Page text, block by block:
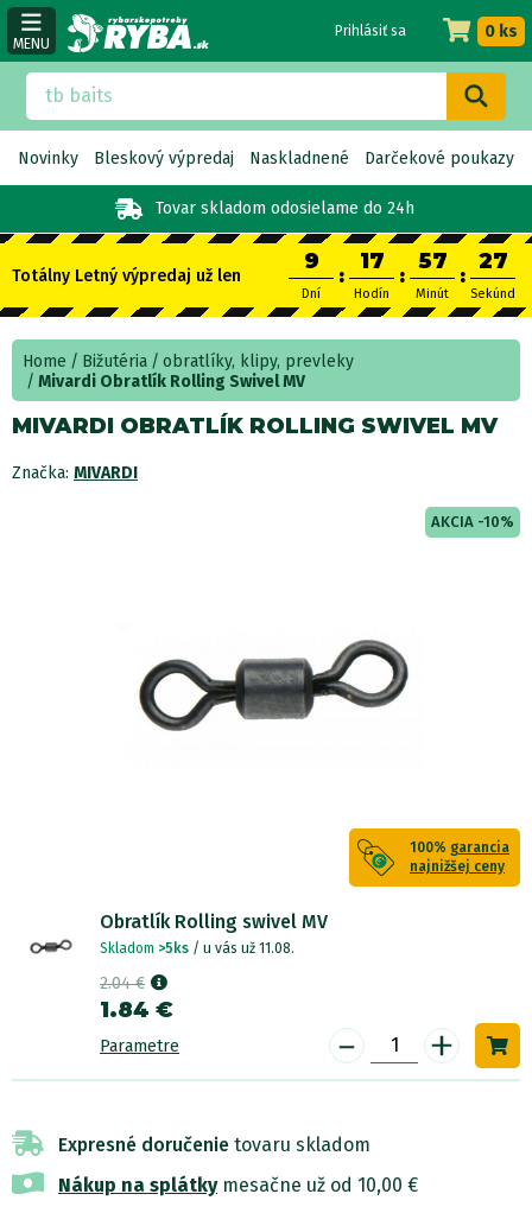
MENU
Tovar skladom odosielame do 24h
Prihlásiť sa 0 ks
Novinky Bleskový výpredaj Naskladnené Darčekové poukazy
Totálny Letný výpredaj už len
9
Dní
:
17
Hodín
:
57
Minút
:
26
Sekúnd
Home Bižutéria
obratlíky, klipy, prevleky
Mivardi Obratlík Rolling Swivel MV
MIVARDI OBRATLÍK ROLLING SWIVEL MV
Značka: MIVARDI
AKCIA -10%
100% garancia
najnižšej ceny
Obratlík Rolling swivel MV
Skladom >5ks / u vás už 11.08.
2.04 €
1.84 €
Parametre - +
Expresné doručenie tovaru skladom
Nákup na splátkymesačne už od 10,00 €